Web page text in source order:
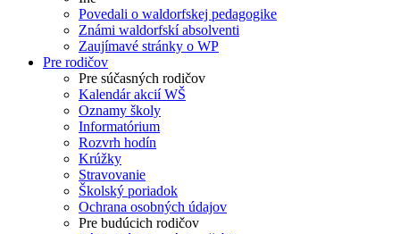
Povedali o waldorfskej pedagogike
Známi waldorfskí absolventi
Zaujímavé stránky o WP
Pre rodičov
Pre súčasných rodičov
Kalendár akcií WŠ
Oznamy školy
Informatórium
Rozvrh hodín
Krúžky
Stravovanie
Školský poriadok
Ochrana osobných údajov
Pre budúcich rodičov